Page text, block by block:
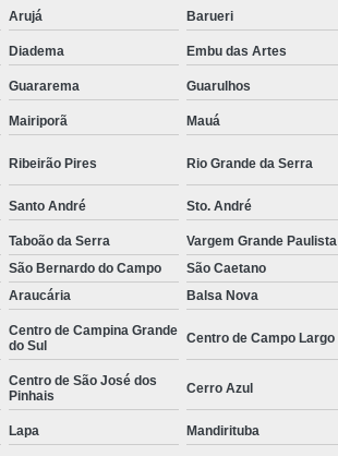
Empresa
Empresa
Empresa
Empresa
Empresa Monitoramento 24
Empresa de
Empresa
Empresa de
Empresa de Paisagismo
Empresa
Empresa
Empresa Jardinagem e
Arujá Barueri
Diadema Embu das Artes
Guararema Guarulhos
Mairiporã Mauá
Ribeirão Pires Rio Grande da Serra
Santo André Sto. André
Taboão da Serra
Vargem Grande Paulista
São Bernardo do Campo
São Caetano
Araucária Balsa Nova
Centro de Campina Grande
do Sul
Centro de Campo Largo
Centro de São José dos
Pinhais
Cerro Azul
Lapa Mandirituba